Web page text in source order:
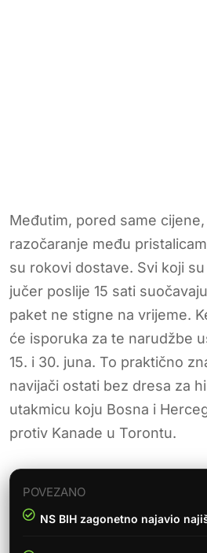
Međutim, pored same
razočaranje među
su rokovi dostave. Svi koji
jučer poslije 15 sati
paket ne stigne na vrijeme.
će isporuka za te narudžbe
15. i 30. juna. To praktično
navijači ostati bez dresa za
utakmicu koju Bosna i
protiv Kanade u Torontu.
POVEZANO
NS BIH zagonetno najavio